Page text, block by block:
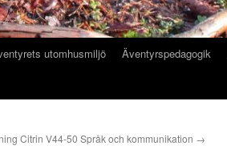
utomhusmiljö Äventyrspedagogik
Citrin V44-50 Språk och kommunikation →